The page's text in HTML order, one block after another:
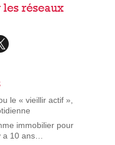
les réseaux
le « vieillir actif »,
immobilier pour
a 10 ans…